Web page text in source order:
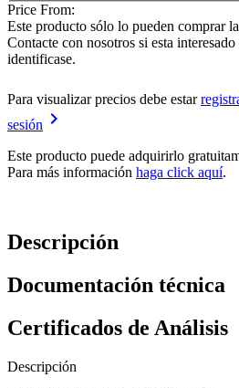
Price From:
Este producto sólo lo pueden comprar
Contacte con nosotros si esta
identificase.
Para visualizar precios debe estar
sesión keyboard_arrow_right
Este producto puede adquirirlo
Para más información haga click aquí.
Descripción
Documentación técnica
Certificados de Análisis
Descripción